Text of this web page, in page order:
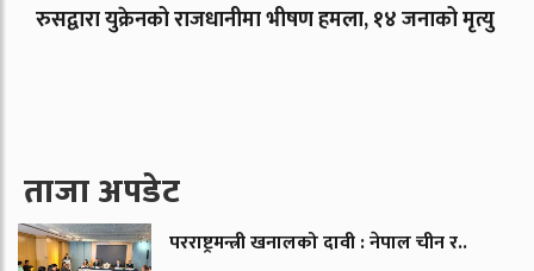
रुसद्वारा युक्रेनको राजधानीमा भीषण हमला, १४ जनाको मृत्यु
ताजा अपडेट
परराष्ट्रमन्त्री खनालको दावी : नेपाल चीन र..